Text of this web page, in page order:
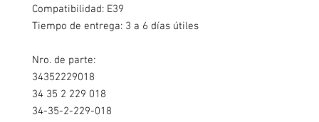
Compatibilidad: E39
Tiempo de entrega: 3 a 6 días útiles
Nro. de parte:
34352229018
34 35 2 229 018
34-35-2-229-018